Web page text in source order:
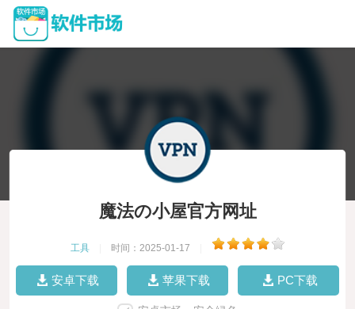
魔法の小屋官方网址
工具 时间：2025-01-17
安卓下载 苹果下载 PC下载